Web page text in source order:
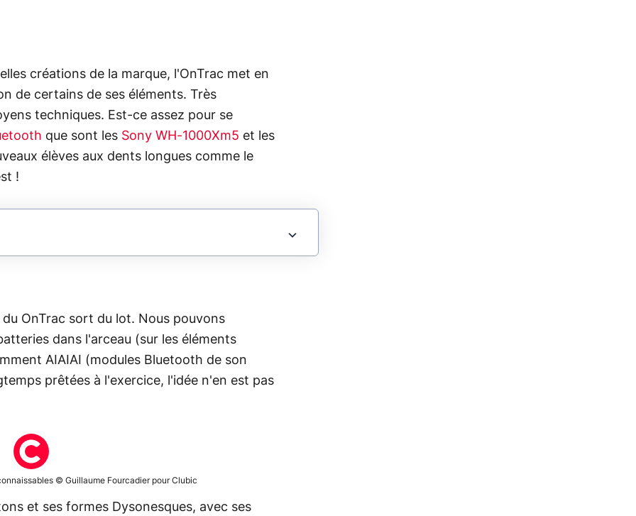
créations de la marque, l'OnTrac met en
de certains de ses éléments. Très
techniques. Est-ce assez pour se
que sont les Sony WH-1000Xm5 et les
élèves aux dents longues comme le
!
OnTrac sort du lot. Nous pouvons
dans l'arceau (sur les éléments
AIAIAI (modules Bluetooth de son
prêtées à l'exercice, l'idée n'en est pas
© Guillaume Fourcadier pour Clubic
et ses formes Dysonesques, avec ses